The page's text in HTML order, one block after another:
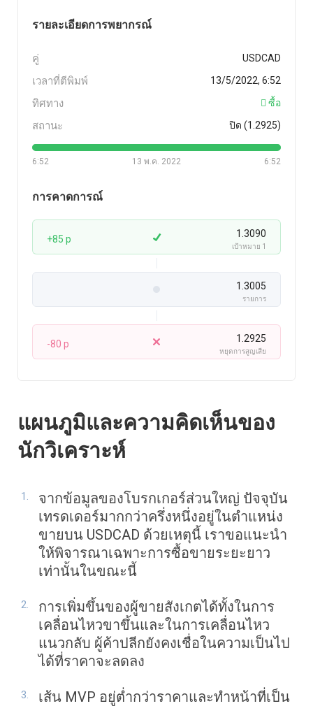
รายละเอียดการพยากรณ์
คู่ USDCAD
เวลาที่ตีพิมพ์ 13/5/2022, 6:52
ทิศทาง ซื้อ
สถานะ ปิด (1.2925)
6:52 6:52
13 พ.ค. 2022
การคาดการณ์
+85 p 1.3090
เป้าหมาย 1
1.3005
รายการ
-80 p 1.2925
หยุดการสูญเสีย
แผนภูมิและความคิดเห็นของ
นักวิเคราะห์
จากข้อมูลของโบรกเกอร์ส่วนใหญ่ ปัจจุบัน
เทรดเดอร์มากกว่าครึ่งหนึ่งอยู่ในตำแหน่ง
ขายบน USDCAD ด้วยเหตุนี้ เราขอแนะนำ
ให้พิจารณาเฉพาะการซื้อขายระยะยาว
เท่านั้นในขณะนี้
การเพิ่มขึ้นของผู้ขายสังเกตได้ทั้งในการ
เคลื่อนไหวขาขึ้นและในการเคลื่อนไหว
แนวกลับ ผู้ค้าปลีกยังคงเชื่อในความเป็นไป
ได้ที่ราคาจะลดลง
เส้น MVP อยู่ต่ำกว่าราคาและทำหน้าที่เป็น